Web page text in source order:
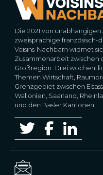
Die 2021 von
zweisprachige französisch-
Voisins-Nachbarn widmet
Zusammenarbeit
Großregion. Drei
Themen Wirtschaft,
Grenzgebiet zwischen
Wallonien, Saarland,
und den Basler Kantonen.